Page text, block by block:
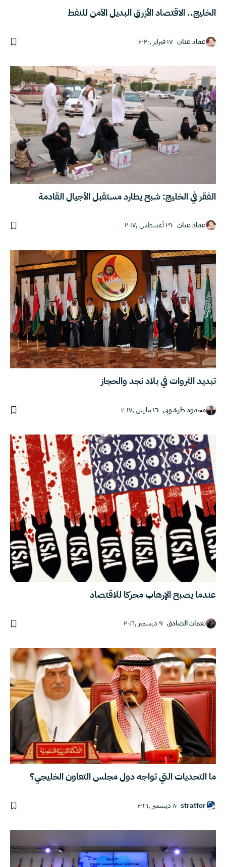
الخليج.. الاقتصاد الأزرق البديل الآمن للنفط
عماد عنان ١٧ فبراير ,٢٠٢٠
الفقر في الخليج: شبح يطارد مستقبل الأجيال القادمة
عماد عنان ٢٩ أغسطس ,٢٠١٧
تبديد الثروات في بلاد نجد والحجاز
محمود طرشوبي ١٦ مارس ,٢٠١٧
عندما يصبح الإرهاب محركا للاقتصاد
نعمان الصادق ٩ ديسمبر ,٢٠١٦
ما التحديات التي تواجه دول مجلس التعاون الخليجي؟
stratfor ٨ ديسمبر ,٢٠١٦